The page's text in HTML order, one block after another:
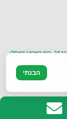
© כל הזכויות שמורות למדבירים פלוס 2018 - 2026 | משרדים: הנגר 24, הוד השרון | דוא"ל:
הבנתי